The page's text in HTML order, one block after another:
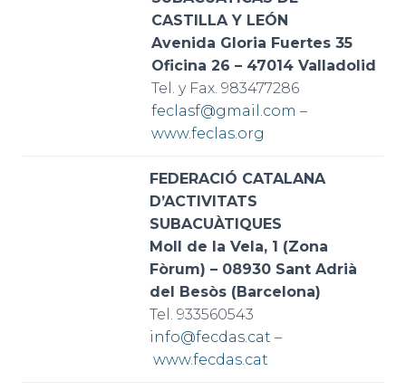
CASTILLA Y LEÓN
Avenida Gloria Fuertes 35
Oficina 26 – 47014 Valladolid
Tel. y Fax. 983477286
feclasf@gmail.com –
www.feclas.org
FEDERACIÓ CATALANA
D’ACTIVITATS
SUBACUÀTIQUES
Moll de la Vela, 1 (Zona
Fòrum) – 08930 Sant Adrià
del Besòs (Barcelona)
Tel. 933560543
info@fecdas.cat –
www.fecdas.cat